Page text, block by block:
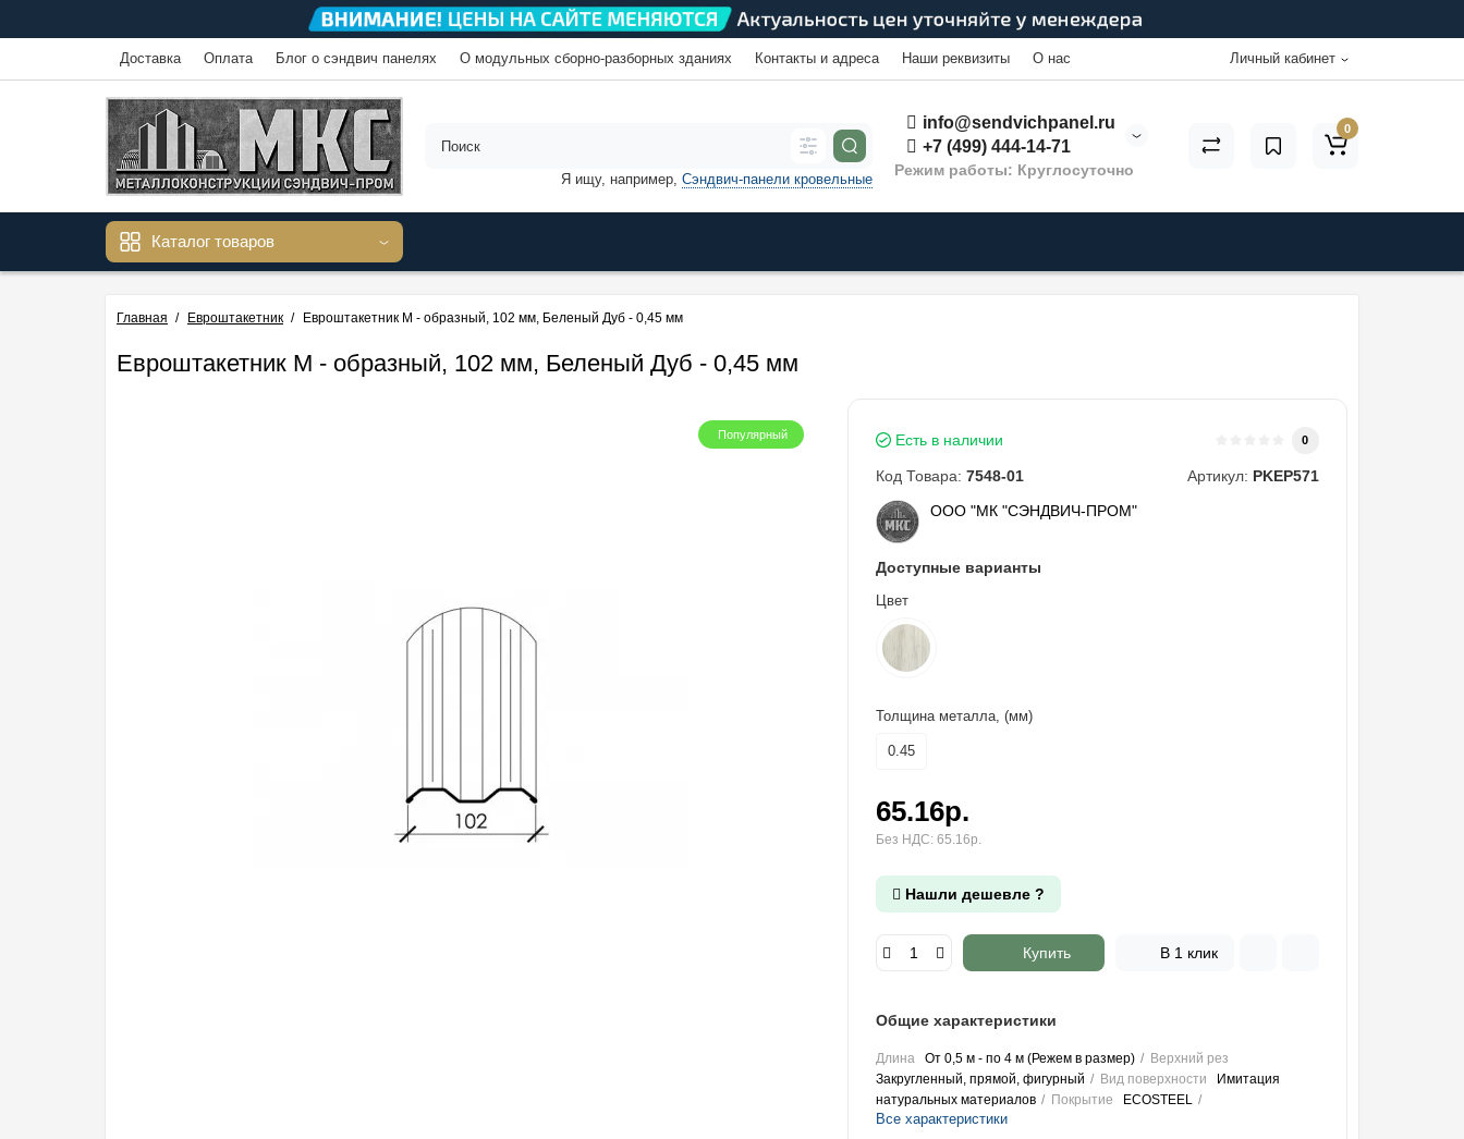
Доставка Оплата Блог о сэндвич панелях О модульных сборно-разборных зданиях Контакты и адреса Наши реквизиты О нас Личный кабинет
info@sendvichpanel.ru
+7 (499) 444-14-71
Режим работы: Круглосуточно
Я ищу, например, Сэндвич-панели кровельные
0
Каталог товаров
Главная Евроштакетник Евроштакетник М - образный, 102 мм, Беленый Дуб - 0,45 мм
Евроштакетник М - образный, 102 мм, Беленый Дуб - 0,45 мм
Популярный Есть в наличии 0
Код Товара: 7548-01 Артикул: PKEP571
ООО "МК "СЭНДВИЧ-ПРОМ"
Доступные варианты
Цвет
Толщина металла, (мм)
0.45
65.16р.
Без НДС: 65.16р.
Нашли дешевле ?
Купить В 1 клик
Общие характеристики
Длина От 0,5 м - по 4 м (Режем в размер)
Верхний рез
Закругленный, прямой, фигурный
Вид поверхности
Имитация
натуральных материалов
Покрытие ECOSTEEL
Все характеристики